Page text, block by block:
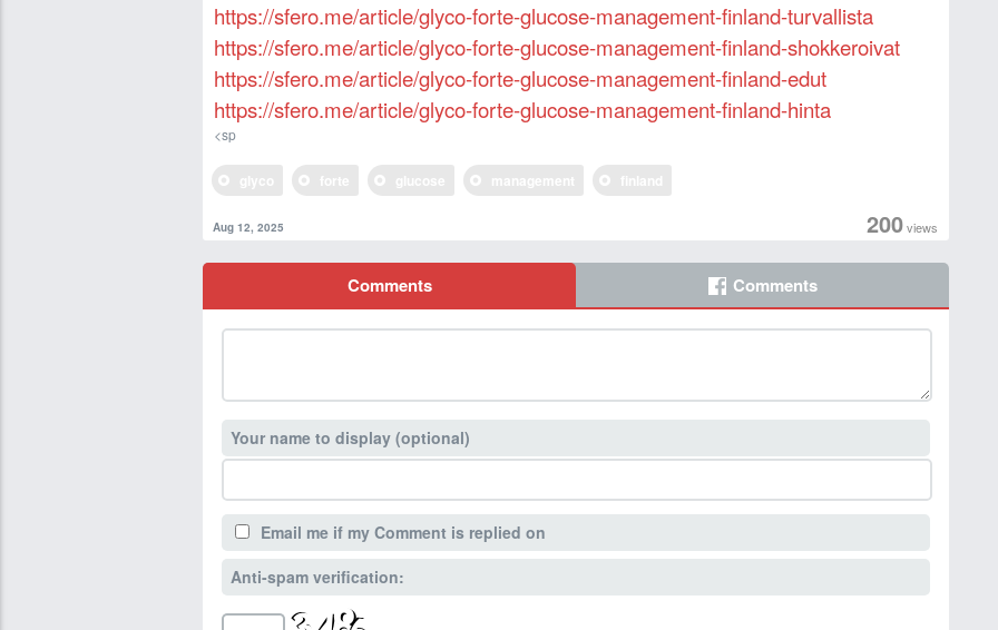
https://sfero.me/article/glyco-forte-glucose-management-finland-turvallista
https://sfero.me/article/glyco-forte-glucose-management-finland-shokkeroivat
https://sfero.me/article/glyco-forte-glucose-management-finland-edut
https://sfero.me/article/glyco-forte-glucose-management-finland-hinta
<sp
200views
Aug 12, 2025
Comments Comments
Your name to display (optional)
Email me if my Comment is replied on
Anti-spam verification: